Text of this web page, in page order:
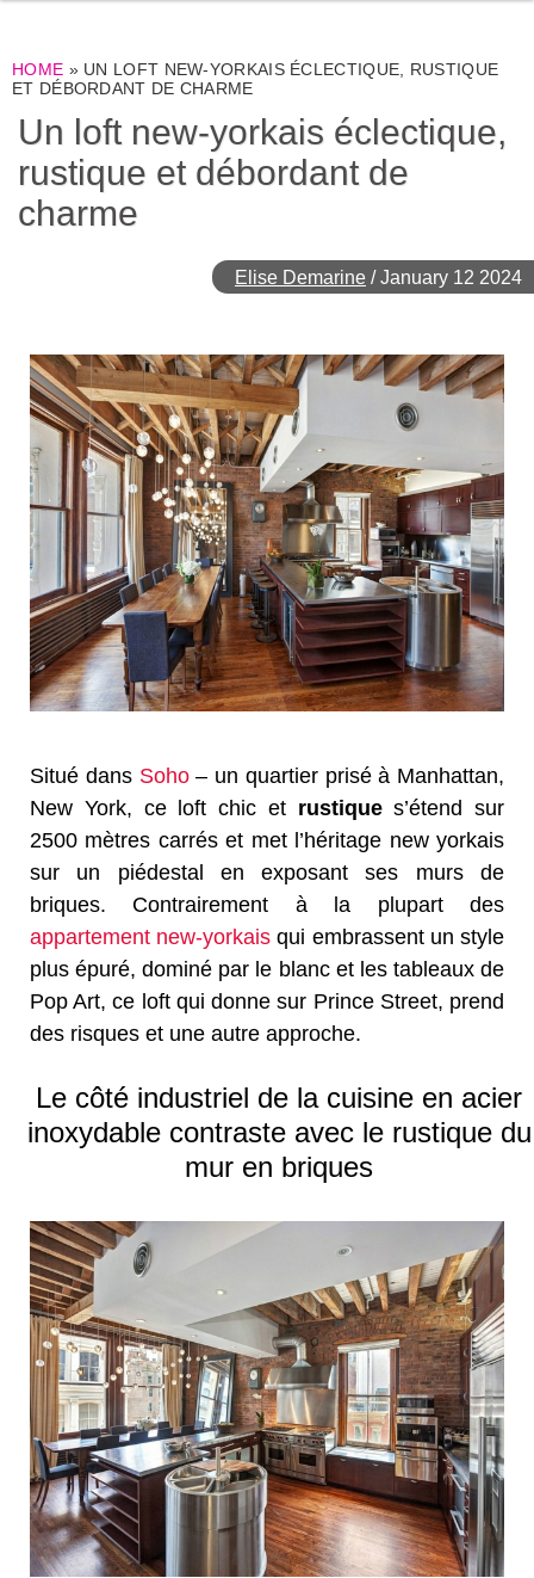
HOME » UN LOFT NEW-YORKAIS ÉCLECTIQUE, RUSTIQUE
ET DÉBORDANT DE CHARME
Un loft new-yorkais éclectique,
rustique et débordant de
charme
Elise Demarine /January 12 2024
Situé dans Soho– un quartier prisé à Manhattan,
New York, ce loft chic et rustiques’étend sur
2500 mètres carrés et met l’héritage new yorkais
sur un piédestal en exposant ses murs de
briques. Contrairement à la plupart des
appartement new-yorkais qui embrassent un style
plus épuré, dominé par le blanc et les tableaux de
Pop Art, ce loft qui donne sur Prince Street, prend
des risques et une autre approche.
Le côté industriel de la cuisine en acier
inoxydable contraste avec le rustique du
mur en briques